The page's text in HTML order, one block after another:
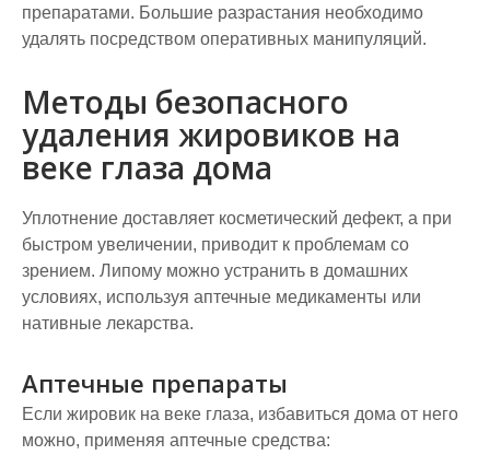
препаратами. Большие разрастания необходимо
удалять посредством оперативных манипуляций.
Методы безопасного
удаления жировиков на
веке глаза дома
Уплотнение доставляет косметический дефект, а при
быстром увеличении, приводит к проблемам со
зрением. Липому можно устранить в домашних
условиях, используя аптечные медикаменты или
нативные лекарства.
Аптечные препараты
Если жировик на веке глаза, избавиться дома от него
можно, применяя аптечные средства: